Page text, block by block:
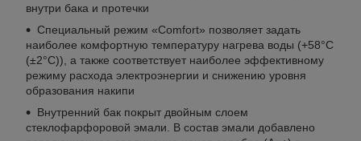
внутри бака и протечки
Специальный режим «Comfort» позволяет задать
наиболее комфортную температуру нагрева воды (+58°С
(±2°С)), а также соответствует наиболее эффективному
режиму расхода электроэнергии и снижению уровня
образования накипи
Внутренний бак покрыт двойным слоем
стеклофарфоровой эмали. В состав эмали добавлено